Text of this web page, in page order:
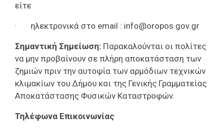
είτε
· ηλεκτρονικά στο email : info@oropos.gov.gr
Σημαντική Σημείωση: Παρακαλούνται οι πολίτες
να μην προβαίνουν σε πλήρη αποκατάσταση των
ζημιών πριν την αυτοψία των αρμόδιων τεχνικών
κλιμακίων του Δήμου και της Γενικής Γραμματείας
Αποκατάστασης Φυσικών Καταστροφών.
Τηλέφωνα Επικοινωνίας